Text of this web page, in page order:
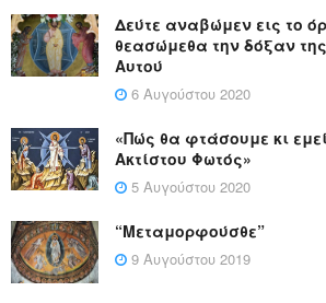
Δεύτε αναβώμεν εις το
θεασώμεθα την δόξαν
Αυτού
6 Αυγούστου 2020
«Πώς θα φτάσουμε κι
Ακτίστου Φωτός»
5 Αυγούστου 2020
“Μεταμορφούσθε”
9 Αυγούστου 2019